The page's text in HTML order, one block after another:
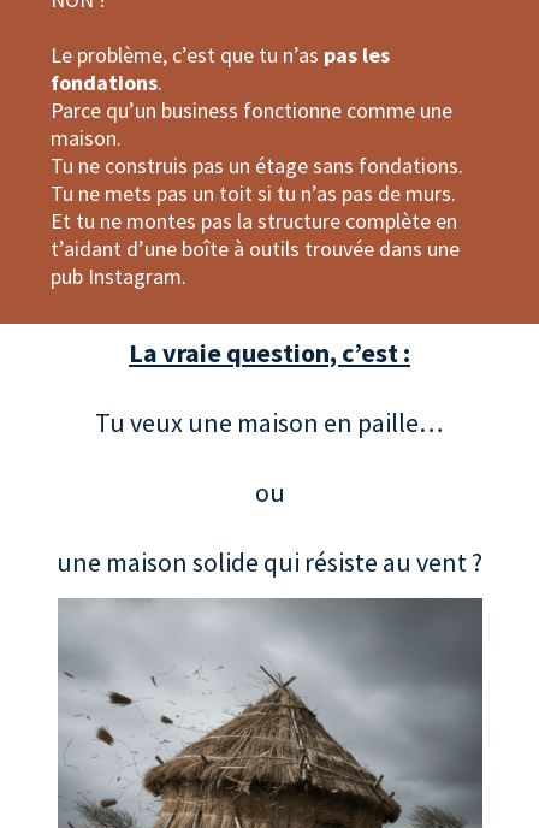
Le problème, c’est que tu n’as pas les
fondations.
Parce qu’un business fonctionne comme une
maison.
Tu ne construis pas un étage sans fondations.
Tu ne mets pas un toit si tu n’as pas de murs.
Et tu ne montes pas la structure complète en
t’aidant d’une boîte à outils trouvée dans une
pub Instagram.
La vraie question, c’est :
Tu veux une maison en paille…
ou
une maison solide qui résiste au vent ?